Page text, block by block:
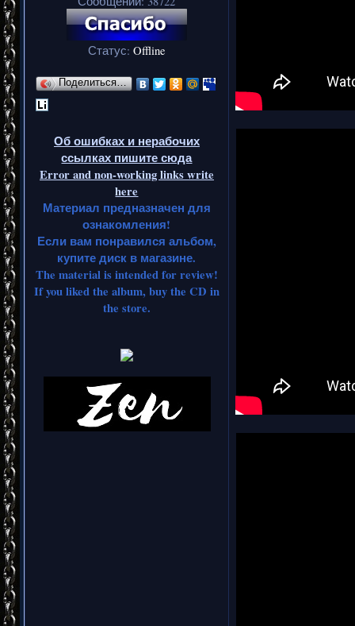
Статус: Offline
Поделиться…
Об ошибках и нерабочих
ссылках пишите сюда
Error and non-working links write
here
Материал предназначен для
ознакомления!
Если вам понравился альбом,
купите диск в магазине.
The material is intended for review!
If you liked the album, buy the CD in
the store.